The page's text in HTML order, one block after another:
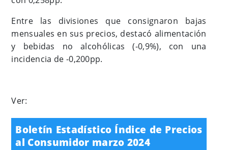
Entre las divisiones que consignaron bajas
mensuales en sus precios, destacó alimentación
y bebidas no alcohólicas (-0,9%), con una
incidencia de -0,200pp.
Ver:
Boletín Estadístico Índice de Precios
al Consumidor marzo 2024